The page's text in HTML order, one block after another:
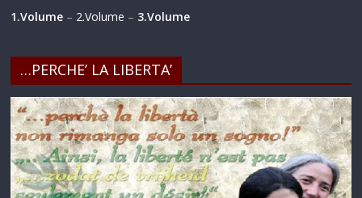
1.Volume – 2.Volume – 3.Volume
…PERCHE’ LA LIBERTA’